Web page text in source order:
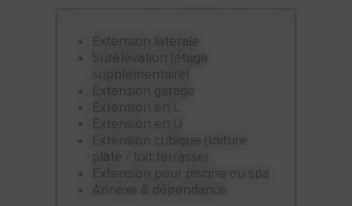
Extension latérale
Surélévation (étage
supplémentaire)
Extension garage
Extension en L
Extension en U
Extension cubique (toiture
plate / toit terrasse)
Extension pour piscine ou spa
Annexe & dépendance